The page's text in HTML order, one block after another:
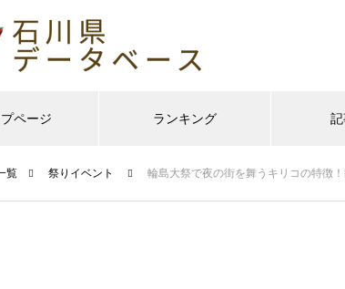
プページ ランキング
覧 祭りイベント 輪島大祭で夜の街を舞うキリコの特徴